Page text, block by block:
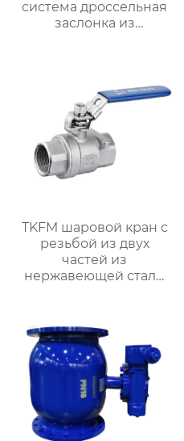
система дроссельная
заслонка из
выступами
TKFM шаровой кран с
резьбой из двух
частей из
нержавеющей стали